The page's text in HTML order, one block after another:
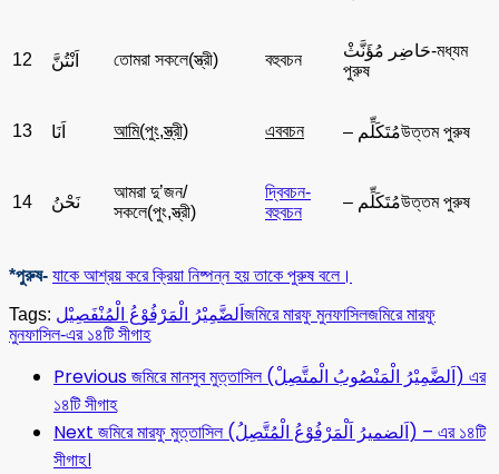
12 اَنْتُنَّ তোমরা সকলে(স্ত্রী) বহুবচন
حَاضِر مُؤَنَّثْ-মধ্যম
পুরুষ
13 اَنَا আমি(পুং,স্ত্রী) এববচন – مُتَكَلِّمউত্তম পুরুষ
14 نَحْنُ
আমরা দু’জন/
সকলে(পুং,স্ত্রী)
দ্বিবচন-
বহুবচন
– مُتَكَلِّمউত্তম পুরুষ
*পুরুষ- যাকে আশ্রয় করে ক্রিয়া নিষ্পন্ন হয় তাকে পুরুষ বলে।
Tags: اَلضَّمِيْرُ الْمَرْفُوْعُ الْمُنْفَصِيْل জমিরে মারফু মুনফাসিলজমিরে মারফু
মুনফাসিল-এর ১৪টি সীগাহ
Previousজমিরে মানসুব মুত্তাসিল (اَلضَّمِيْرُ الْمَنْصُوبُ الْمتَّصِلْ) এর
১৪টি সীগাহ
Next জমিরে মারফু মুত্তাসিল (اَلضميرُ اَلْمَرْفُوْعُ الْمُتَّصِلُ) – এর ১৪টি
সীগাহ।